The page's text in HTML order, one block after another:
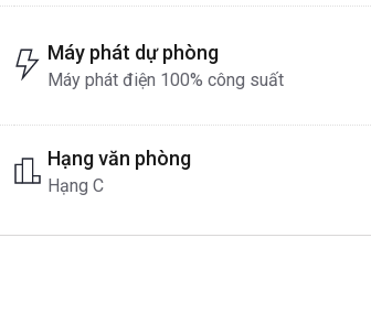
Máy phát dự phòng
Máy phát điện 100% công suất
Hạng văn phòng
Hạng C